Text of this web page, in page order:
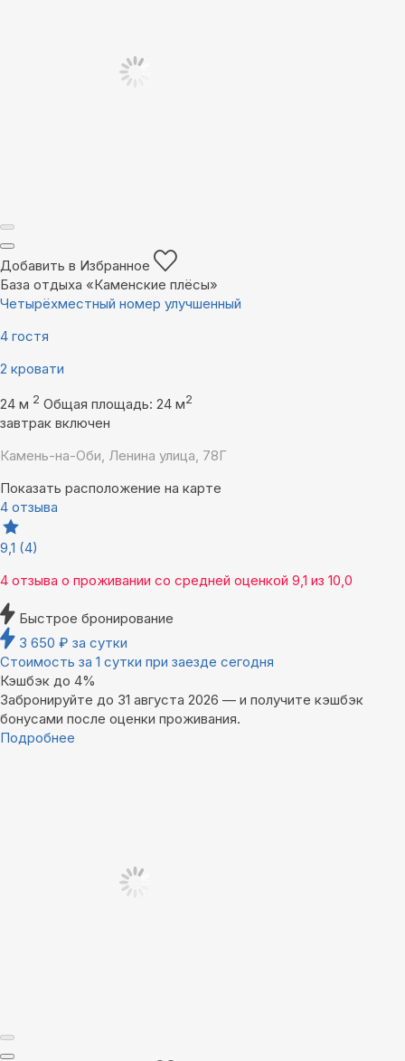
Добавить в Избранное
База отдыха «Каменские плëсы»
Четырёхместный номер улучшенный
4 гостя
2 кровати
24 м 2 Общая площадь: 24 м2
завтрак включен
Камень-на-Оби, Ленина улица, 78Г
Показать расположение на карте
4 отзыва
9,1 (4)
4 отзыва о проживании со средней оценкой 9,1 из 10,0
Быстрое бронирование
3 650 ₽ за сутки
Стоимость за 1 сутки при заезде сегодня
Кэшбэк до 4%
Забронируйте до 31 августа 2026 — и получите кэшбэк
бонусами после оценки проживания.
Подробнее